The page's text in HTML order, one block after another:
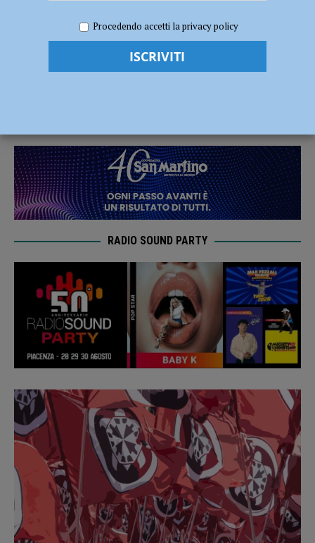
via Roma, CasaPound: “Non è più accettabile”
Criminalità e degrado in via Roma,
RADIO SOUND PARTY
Procedendo accetti la privacy policy